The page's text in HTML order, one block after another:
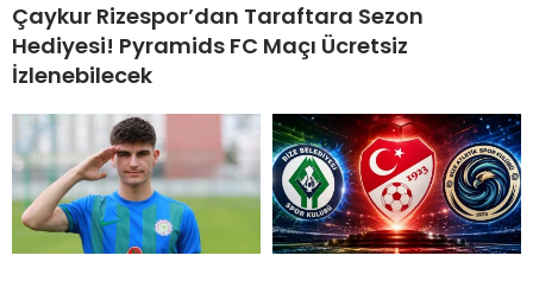
Çaykur Rizespor’dan Taraftara Sezon
Hediyesi! Pyramids FC Maçı Ücretsiz
İzlenebilecek